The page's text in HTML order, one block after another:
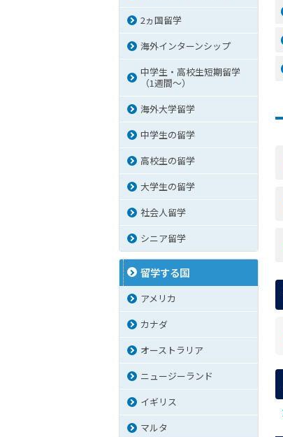
2ヵ国留学
海外インターンシップ
中学生・高校生短期留学
（1週間〜）
海外大学留学
中学生の留学
高校生の留学
大学生の留学
社会人留学
シニア留学
留学する国
アメリカ
カナダ
オーストラリア
ニュージーランド
イギリス
マルタ